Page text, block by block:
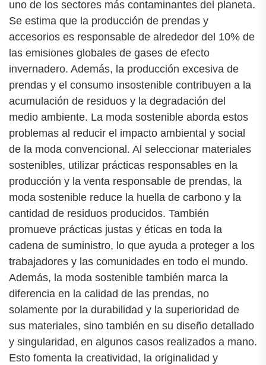
uno de los sectores más contaminantes del planeta.
Se estima que la producción de prendas y
accesorios es responsable de alrededor del 10% de
las emisiones globales de gases de efecto
invernadero. Además, la producción excesiva de
prendas y el consumo insostenible contribuyen a la
acumulación de residuos y la degradación del
medio ambiente. La moda sostenible aborda estos
problemas al reducir el impacto ambiental y social
de la moda convencional. Al seleccionar materiales
sostenibles, utilizar prácticas responsables en la
producción y la venta responsable de prendas, la
moda sostenible reduce la huella de carbono y la
cantidad de residuos producidos. También
promueve prácticas justas y éticas en toda la
cadena de suministro, lo que ayuda a proteger a los
trabajadores y las comunidades en todo el mundo.
Además, la moda sostenible también marca la
diferencia en la calidad de las prendas, no
solamente por la durabilidad y la superioridad de
sus materiales, sino también en su diseño detallado
y singularidad, en algunos casos realizados a mano.
Esto fomenta la creatividad, la originalidad y